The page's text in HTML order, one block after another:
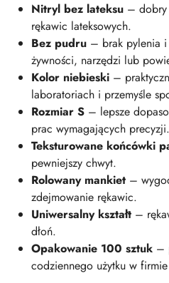
Nitryl bez lateksu – dobry
rękawic lateksowych.
Bez pudru – brak pylenia i
żywności, narzędzi lub
Kolor niebieski –
laboratoriach i przemyśle
Rozmiar S – lepsze
prac wymagających precyzji.
Teksturowane końcówki
pewniejszy chwyt.
Rolowany mankiet –
zdejmowanie rękawic.
Uniwersalny kształt –
dłoń.
Opakowanie 100 sztuk –
codziennego użytku w